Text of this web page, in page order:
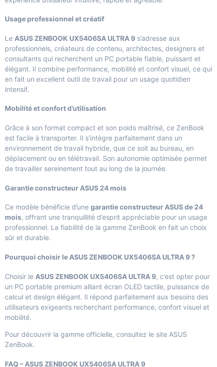
Usage professionnel et créatif
Le ASUS ZENBOOK UX5406SA ULTRA 9 s’adresse aux
professionnels, créateurs de contenu, architectes, designers et
consultants qui recherchent un PC portable fiable, puissant et
élégant. Il combine performance, mobilité et confort visuel, ce qui
en fait un excellent outil de travail pour un usage quotidien
intensif.
Mobilité et confort d’utilisation
Grâce à son format compact et son poids maîtrisé, ce ZenBook
est facile à transporter. Il s’intègre parfaitement dans un
environnement de travail hybride, que ce soit au bureau, en
déplacement ou en télétravail. Son autonomie optimisée permet
de travailler sereinement tout au long de la journée.
Garantie constructeur ASUS 24 mois
Ce modèle bénéficie d’une garantie constructeur ASUS de 24
mois, offrant une tranquillité d’esprit appréciable pour un usage
professionnel. La fiabilité de la gamme ZenBook en fait un choix
sûr et durable.
Pourquoi choisir le ASUS ZENBOOK UX5406SA ULTRA 9 ?
Choisir le ASUS ZENBOOK UX5406SA ULTRA 9, c’est opter pour
un PC portable premium alliant écran OLED tactile, puissance de
calcul et design élégant. Il répond parfaitement aux besoins des
utilisateurs exigeants recherchant performance, confort visuel et
mobilité.
Pour découvrir la gamme officielle, consultez le site ASUS
ZenBook.
FAQ – ASUS ZENBOOK UX5406SA ULTRA 9